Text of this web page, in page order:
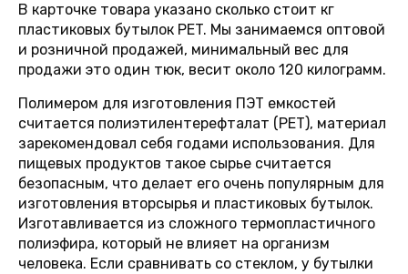
В карточке товара указано сколько стоит кг
пластиковых бутылок PET. Мы занимаемся оптовой
и розничной продажей, минимальный вес для
продажи это один тюк, весит около 120 килограмм.
Полимером для изготовления ПЭТ емкостей
считается полиэтилентерефталат (PET), материал
зарекомендовал себя годами использования. Для
пищевых продуктов такое сырье считается
безопасным, что делает его очень популярным для
изготовления вторсырья и пластиковых бутылок.
Изготавливается из сложного термопластичного
полиэфира, который не влияет на организм
человека. Если сравнивать со стеклом, у бутылки